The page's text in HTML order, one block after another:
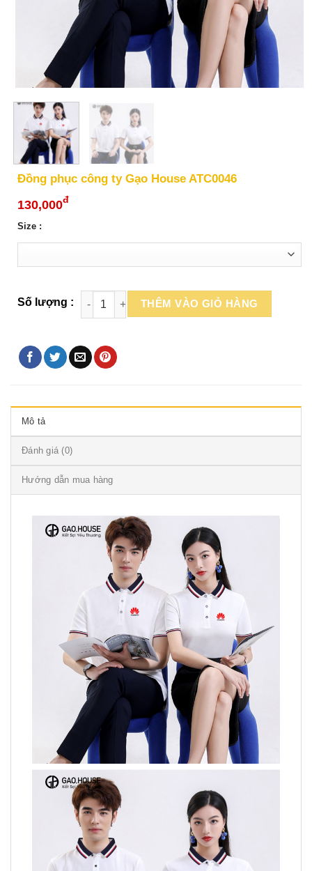
Đồng phục công ty Gạo House ATC0046
130,000đ
Size :
THÊM VÀO GIỎ HÀNG
Mô tả
Đánh giá (0)
Hướng dẫn mua hàng